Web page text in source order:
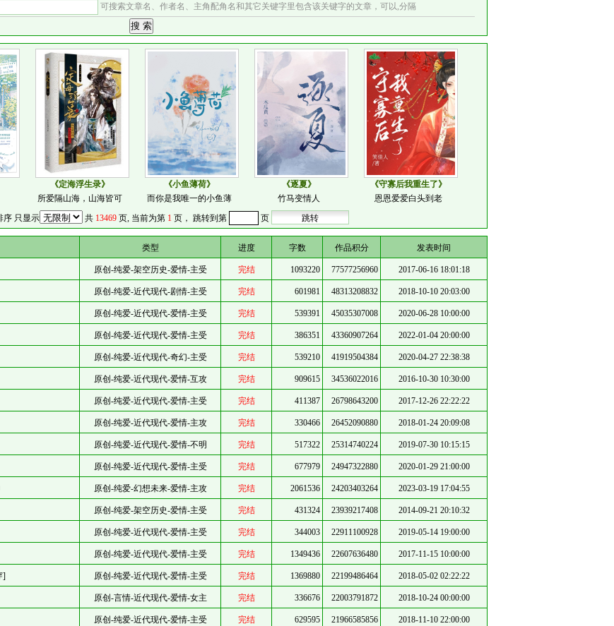
可搜索文章名、作者名、主角配角名和其它关键字里包含该关键字的文章，可以,分隔
《定海浮生录》
所爱隔山海，山海皆可
《小鱼薄荷》
而你是我唯一的小鱼薄
《逐夏》
竹马变情人
《守寡后我重生了》
恩恩爱爱白头到老
序 只显示 共 13469页, 当前为第 1 页， 跳转到第 页
类型 进度 字数 作品积分 发表时间
原创-纯爱-架空历史-爱情-主受 完结 1093220 77577256960 2017-06-16 18:01:18
原创-纯爱-近代现代-剧情-主受 完结 601981 48313208832 2018-10-10 20:03:00
原创-纯爱-近代现代-爱情-主受 完结 539391 45035307008 2020-06-28 10:00:00
原创-纯爱-近代现代-爱情-主受 完结 386351 43360907264 2022-01-04 20:00:00
原创-纯爱-近代现代-奇幻-主受 完结 539210 41919504384 2020-04-27 22:38:38
原创-纯爱-近代现代-爱情-互攻 完结 909615 34536022016 2016-10-30 10:30:00
原创-纯爱-近代现代-爱情-主受 完结 411387 26798643200 2017-12-26 22:22:22
原创-纯爱-近代现代-爱情-主攻 完结 330466 26452090880 2018-01-24 20:09:08
原创-纯爱-近代现代-爱情-不明 完结 517322 25314740224 2019-07-30 10:15:15
原创-纯爱-近代现代-爱情-主受 完结 677979 24947322880 2020-01-29 21:00:00
原创-纯爱-幻想未来-爱情-主攻 完结 2061536 24203403264 2023-03-19 17:04:55
原创-纯爱-架空历史-爱情-主受 完结 431324 23939217408 2014-09-21 20:10:32
原创-纯爱-近代现代-爱情-主受 完结 344003 22911100928 2019-05-14 19:00:00
原创-纯爱-近代现代-爱情-主受 完结 1349436 22607636480 2017-11-15 10:00:00
] 原创-纯爱-近代现代-爱情-主受 完结 1369880 22199486464 2018-05-02 02:22:22
原创-言情-近代现代-爱情-女主 完结 336676 22003791872 2018-10-24 00:00:00
原创-纯爱-近代现代-爱情-主受 完结 629595 21966585856 2018-11-10 22:00:00